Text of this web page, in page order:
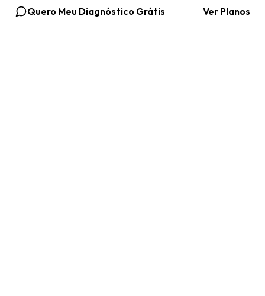
Quero Meu Diagnóstico Grátis Ver Planos